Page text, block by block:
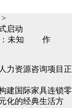
>
启动
：未知 作
力资源咨询项目正
建国际家具连锁零
化的经典生活方